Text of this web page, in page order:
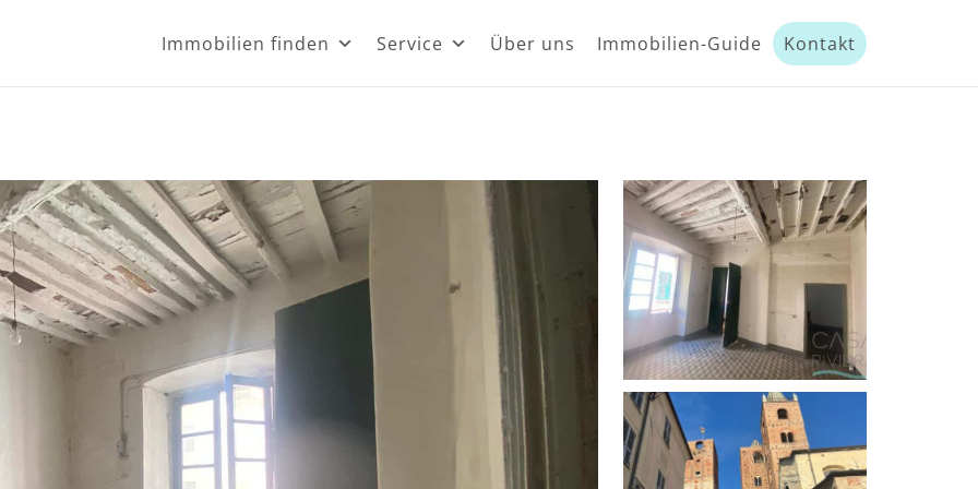
Immobilien finden Service Über uns Immobilien-Guide Kontakt